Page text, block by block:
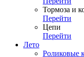
Тормоза и
Перейти
Цепи
Перейти
Лето
Роликовые